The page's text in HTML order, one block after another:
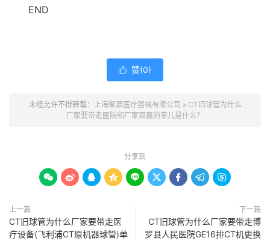
END
 赞(0)
未经允许不得转载： 上海聚慕医疗器械有限公司 » CT旧球管为什么
厂家要带走医院和厂家双赢的事儿是什么？
分享到
        
上一篇
CT旧球管为什么厂家要带走医
疗设备(飞利浦CT原机器球管)单
下一篇
CT旧球管为什么厂家要带走博
罗县人民医院GE16排CT机更换